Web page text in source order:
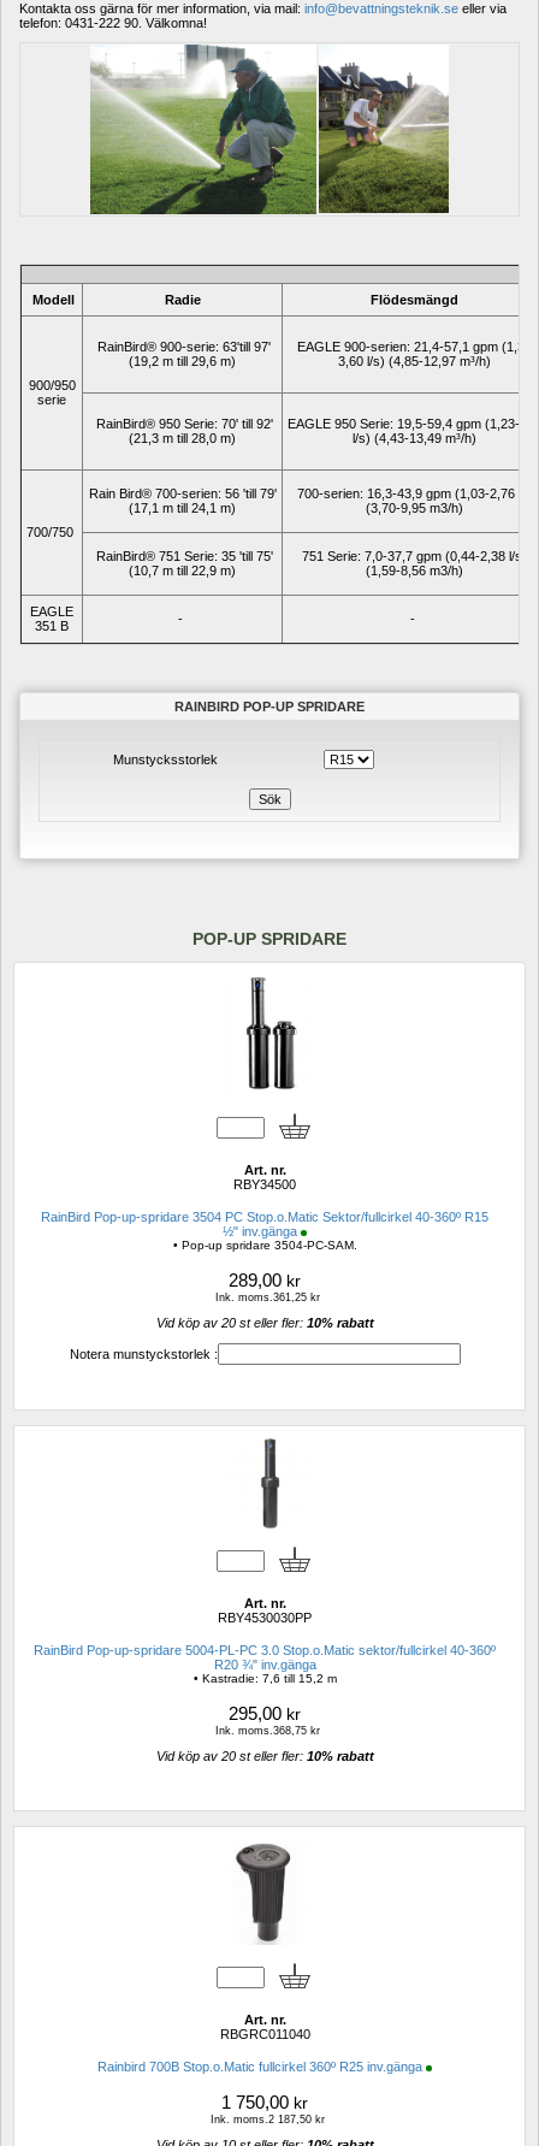
Kontakta oss gärna för mer information, via mail: info@bevattningsteknik.se eller via
telefon: 0431-222 90. Välkomna!
Modell Radie Flödesmängd
900/950
serie
RainBird® 900-serie: 63'till 97'
(19,2 m till 29,6 m)
EAGLE 900-serien: 21,4-57,1 gpm (1,35-
3,60 l/s) (4,85-12,97 m³/h)
RainBird® 950 Serie: 70' till 92'
(21,3 m till 28,0 m)
EAGLE 950 Serie: 19,5-59,4 gpm (1,23-
l/s) (4,43-13,49 m³/h)
700/750
Rain Bird® 700-serien: 56 'till 79'
(17,1 m till 24,1 m)
700-serien: 16,3-43,9 gpm (1,03-2,76 l/s)
(3,70-9,95 m3/h)
RainBird® 751 Serie: 35 'till 75'
(10,7 m till 22,9 m)
751 Serie: 7,0-37,7 gpm (0,44-2,38 l/s)
(1,59-8,56 m3/h)
EAGLE
351 B
- -
RAINBIRD POP-UP SPRIDARE
Munstycksstorlek
Sök
POP-UP SPRIDARE
Art. nr.
RBY34500
RainBird Pop-up-spridare 3504 PC Stop.o.Matic Sektor/fullcirkel 40-360º R15
½" inv.gänga
• Pop-up spridare 3504-PC-SAM.
289,00 kr
Ink. moms.361,25 kr
Vid köp av 20 st eller fler: 10% rabatt
Notera munstyckstorlek :
Art. nr.
RBY4530030PP
RainBird Pop-up-spridare 5004-PL-PC 3.0 Stop.o.Matic sektor/fullcirkel 40-360º
R20 ¾" inv.gänga
• Kastradie: 7,6 till 15,2 m
295,00 kr
Ink. moms.368,75 kr
Vid köp av 20 st eller fler: 10% rabatt
Art. nr.
RBGRC011040
Rainbird 700B Stop.o.Matic fullcirkel 360º R25 inv.gänga
1 750,00 kr
Ink. moms.2 187,50 kr